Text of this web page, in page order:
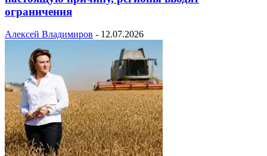
ограничения
Алексей Владимиров - 12.07.2026